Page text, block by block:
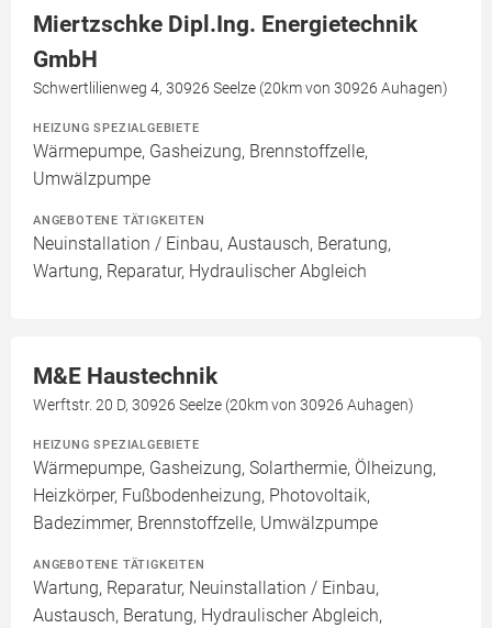
Miertzschke Dipl.Ing. Energietechnik
GmbH
Schwertlilienweg 4, 30926 Seelze (20km von 30926 Auhagen)
HEIZUNG SPEZIALGEBIETE
Wärmepumpe, Gasheizung, Brennstoffzelle,
Umwälzpumpe
ANGEBOTENE TÄTIGKEITEN
Neuinstallation / Einbau, Austausch, Beratung,
Wartung, Reparatur, Hydraulischer Abgleich
M&E Haustechnik
Werftstr. 20 D, 30926 Seelze (20km von 30926 Auhagen)
HEIZUNG SPEZIALGEBIETE
Wärmepumpe, Gasheizung, Solarthermie, Ölheizung,
Heizkörper, Fußbodenheizung, Photovoltaik,
Badezimmer, Brennstoffzelle, Umwälzpumpe
ANGEBOTENE TÄTIGKEITEN
Wartung, Reparatur, Neuinstallation / Einbau,
Austausch, Beratung, Hydraulischer Abgleich,